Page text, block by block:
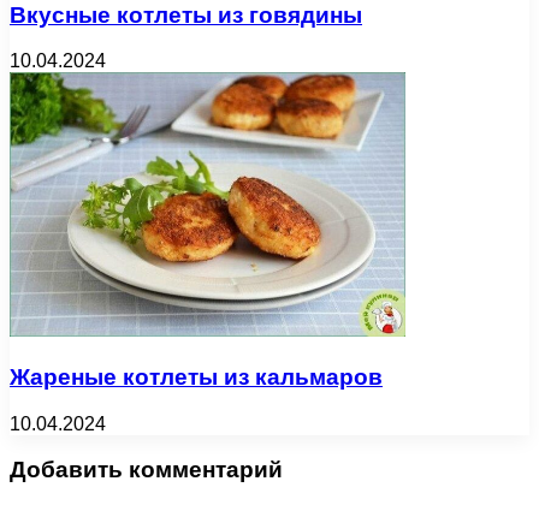
Вкусные котлеты из говядины
10.04.2024
Жареные котлеты из кальмаров
10.04.2024
Добавить комментарий